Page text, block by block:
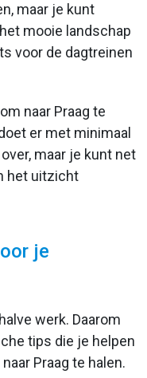
maar je kunt
mooie landschap
voor de dagtreinen
om naar Praag te
er met minimaal
maar je kunt net
het uitzicht
je
werk. Daarom
tips die je helpen
Praag te halen.